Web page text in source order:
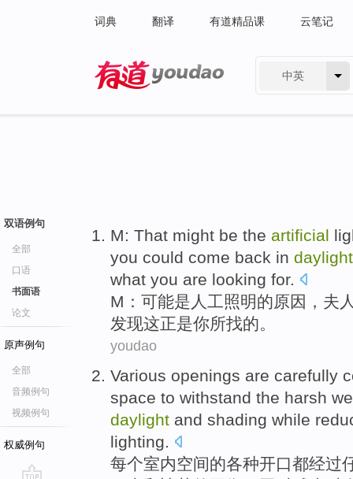
词典 翻译 有道精品课 云笔记
中英
双语例句
全部
口语
书面语
论文
原声例句
全部
音频例句
视频例句
权威例句
M: That might be the artificial
you could come back in daylight
what you are looking for.
M ： 可能是 人工照明的原因， 夫
发现这正是你所找的。
youdao
Various openings are carefully
space to withstand the harsh
daylight and shading while
lighting.
每个室内空间的各种开口都经过